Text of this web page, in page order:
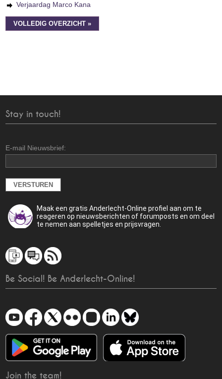
Verjaardag Marco Kana
VOLLEDIG OVERZICHT »
Stay in touch!
E-mail Nieuwsbrief:
Maak een gratis Anderlecht-Online profiel aan om te
reageren op nieuwsberichten of forumposts en om deel
te nemen aan spelletjes en prijsvragen.
Be Social! Be Anderlecht-Online!
Join the team!